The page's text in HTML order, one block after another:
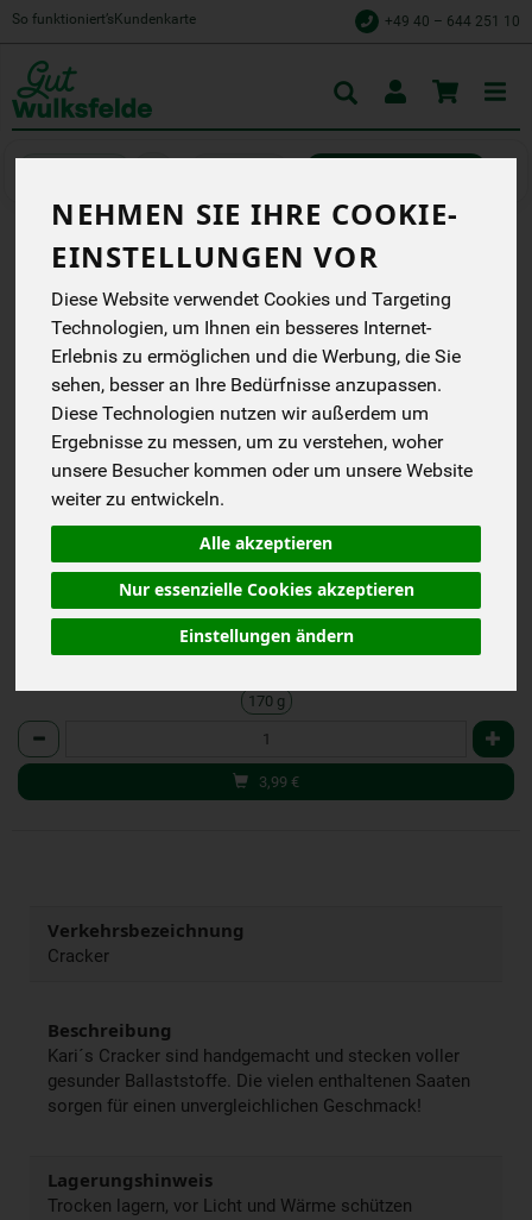
NEHMEN SIE IHRE COOKIE-
EINSTELLUNGEN VOR
Diese Website verwendet Cookies und Targeting
Technologien, um Ihnen ein besseres Internet-
Erlebnis zu ermöglichen und die Werbung, die Sie
sehen, besser an Ihre Bedürfnisse anzupassen.
Diese Technologien nutzen wir außerdem um
Ergebnisse zu messen, um zu verstehen, woher
unsere Besucher kommen oder um unsere Website
weiter zu entwickeln.
Alle akzeptieren
Nur essenzielle Cookies akzeptieren
Einstellungen ändern
So funktioniert’s Kundenkarte +49 40 – 644 251 10
KARI´S KNUSPERBROT
BANANE/ROGGEN
Kari´s Cracker sind
stecken voller gesunder
Ballaststoffe. Die vielen
enthaltenen Saaten
unvergleichlichen
Kari''s Crackers
EG
3,99 € / 170 g
(23,47 € / kg)
inkl. 7% MwSt.
170 g
Anzahl
3,99 €
Verkehrsbezeichnung
Cracker
Beschreibung
Kari´s Cracker sind handgemacht und stecken voller
gesunder Ballaststoffe. Die vielen enthaltenen Saaten
sorgen für einen unvergleichlichen Geschmack!
Lagerungshinweis
Trocken lagern, vor Licht und Wärme schützen
Toggle
cart